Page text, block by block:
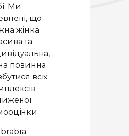
Ми
що
жінка
та
повинна
всіх